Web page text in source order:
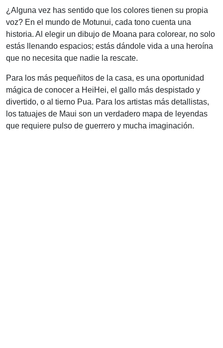
¿Alguna vez has sentido que los colores tienen su propia
voz? En el mundo de Motunui, cada tono cuenta una
historia. Al elegir un dibujo de Moana para colorear, no solo
estás llenando espacios; estás dándole vida a una heroína
que no necesita que nadie la rescate.
Para los más pequeñitos de la casa, es una oportunidad
mágica de conocer a HeiHei, el gallo más despistado y
divertido, o al tierno Pua. Para los artistas más detallistas,
los tatuajes de Maui son un verdadero mapa de leyendas
que requiere pulso de guerrero y mucha imaginación.